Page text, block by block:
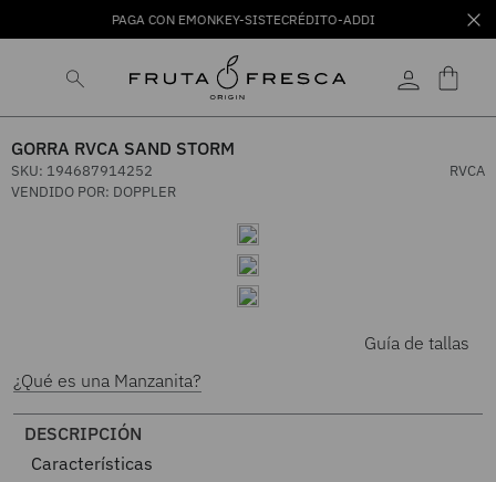
PAGA CON EMONKEY-SISTECRÉDITO-ADDI
GORRA RVCA SAND STORM
SKU: 194687914252
RVCA
VENDIDO POR: DOPPLER
Guía de tallas
¿Qué es una Manzanita?
DESCRIPCIÓN
Características